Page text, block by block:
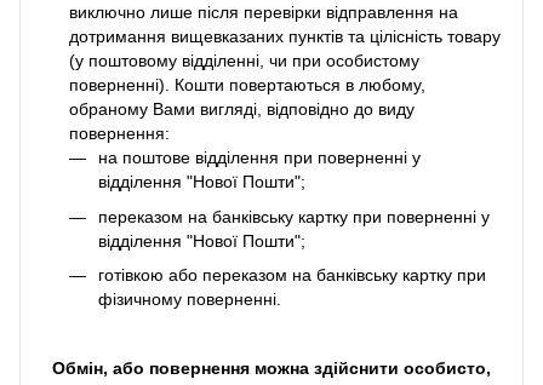
виключно лише після перевірки відправлення на
дотримання вищевказаних пунктів та цілісність товару
(у поштовому відділенні, чи при особистому
поверненні). Кошти повертаються в любому,
обраному Вами вигляді, відповідно до виду
повернення:
на поштове відділення при поверненні у
відділення "Нової Пошти";
переказом на банківську картку при поверненні у
відділення "Нової Пошти";
готівкою або переказом на банківську картку при
фізичному поверненні.
Обмін, або повернення можна здійснити особисто,